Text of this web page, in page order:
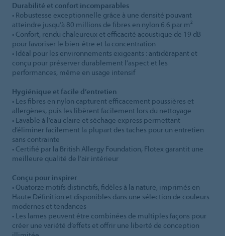
Durabilité et confort incomparables
• Robustesse exceptionnelle grâce à une densité pouvant
atteindre jusqu’à 80 millions de fibres en nylon 6.6 par m²
• Confort, rendu chaleureux et efficacité acoustique de 19 dB
pour favoriser le bien-être et la concentration
• Idéal pour les environnements exigeants : antidérapant et
conçu pour préserver durablement l’aspect et les
performances, même en usage intensif
Hygiénique et facile d’entretien
• Les fibres en nylon capturent efficacement poussières et
allergènes, puis les libèrent facilement lors du nettoyage
• Lavable à l’eau claire et séchage express permettant
d’éliminer facilement la plupart des taches pour un entretien
sans contrainte
• Certifié par la British Allergy Foundation, Flotex garantit une
meilleure qualité de l’air intérieur
Conçu pour inspirer
• Quatorze motifs distinctifs, fidèles à la nature, imprimés en
Haute Définition et disponibles dans une sélection de couleurs
modernes et tendances
• Les lames peuvent être combinées de multiples façons pour
créer une variété d’effets et offrir une liberté de conception